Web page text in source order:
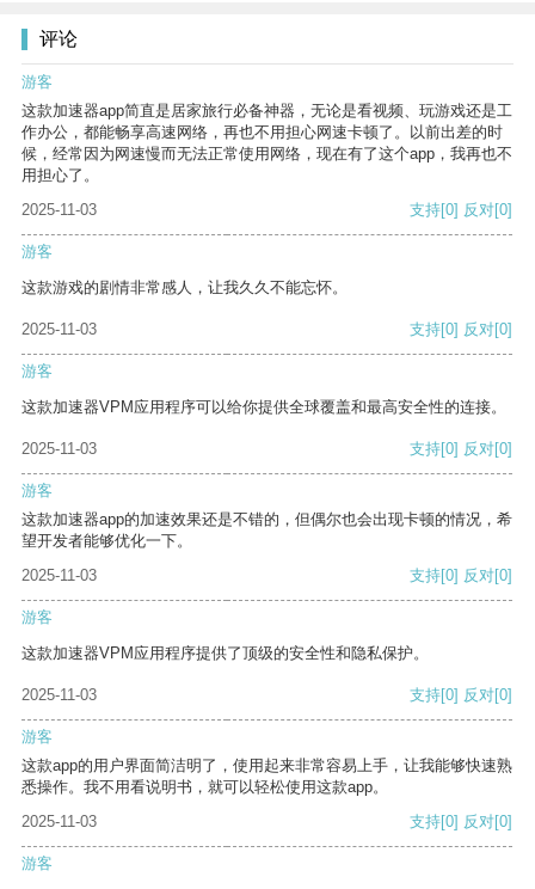
评论
游客
这款加速器app简直是居家旅行必备神器，无论是看视频、玩游戏还是工
作办公，都能畅享高速网络，再也不用担心网速卡顿了。以前出差的时
候，经常因为网速慢而无法正常使用网络，现在有了这个app，我再也不
用担心了。
2025-11-03
支持[0] 反对[0]
游客
这款游戏的剧情非常感人，让我久久不能忘怀。
2025-11-03 支持[0] 反对[0]
游客
这款加速器VPM应用程序可以给你提供全球覆盖和最高安全性的连接。
2025-11-03 支持[0] 反对[0]
游客
这款加速器app的加速效果还是不错的，但偶尔也会出现卡顿的情况，希
望开发者能够优化一下。
2025-11-03
支持[0] 反对[0]
游客
这款加速器VPM应用程序提供了顶级的安全性和隐私保护。
2025-11-03 支持[0] 反对[0]
游客
这款app的用户界面简洁明了，使用起来非常容易上手，让我能够快速熟
悉操作。我不用看说明书，就可以轻松使用这款app。
2025-11-03
支持[0] 反对[0]
游客